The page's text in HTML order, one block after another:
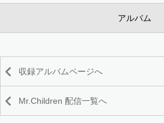
アルバム
収録アルバムページへ
Mr.Children 配信一覧へ